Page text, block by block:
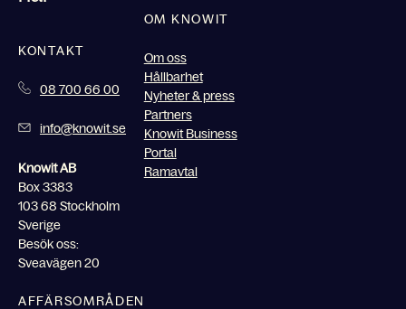
KONTAKT
08 700 66 00
info@knowit.se
Knowit AB
Box 3383
103 68 Stockholm
Sverige
Besök oss:
Sveavägen 20
OM KNOWIT
Om oss
Hållbarhet
Nyheter & press
Partners
Knowit Business
Portal
Ramavtal
AFFÄRSOMRÅDEN